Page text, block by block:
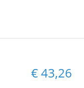
€43,26